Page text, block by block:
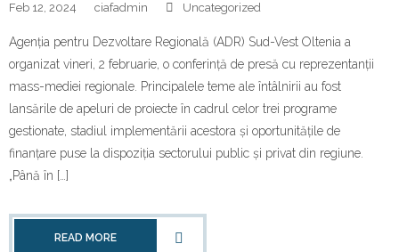
Feb 12, 2024 ciafadmin Uncategorized
Agenția pentru Dezvoltare Regională (ADR) Sud-Vest Oltenia a
organizat vineri, 2 februarie, o conferință de presă cu reprezentanții
mass-mediei regionale. Principalele teme ale întâlnirii au fost
lansările de apeluri de proiecte în cadrul celor trei programe
gestionate, stadiul implementării acestora și oportunitățile de
finanțare puse la dispoziția sectorului public și privat din regiune.
„Până în […]
READ MORE